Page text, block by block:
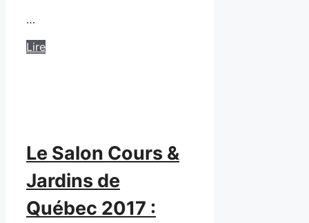
…
Lire
Le Salon Cours &
Jardins de
Québec 2017 :